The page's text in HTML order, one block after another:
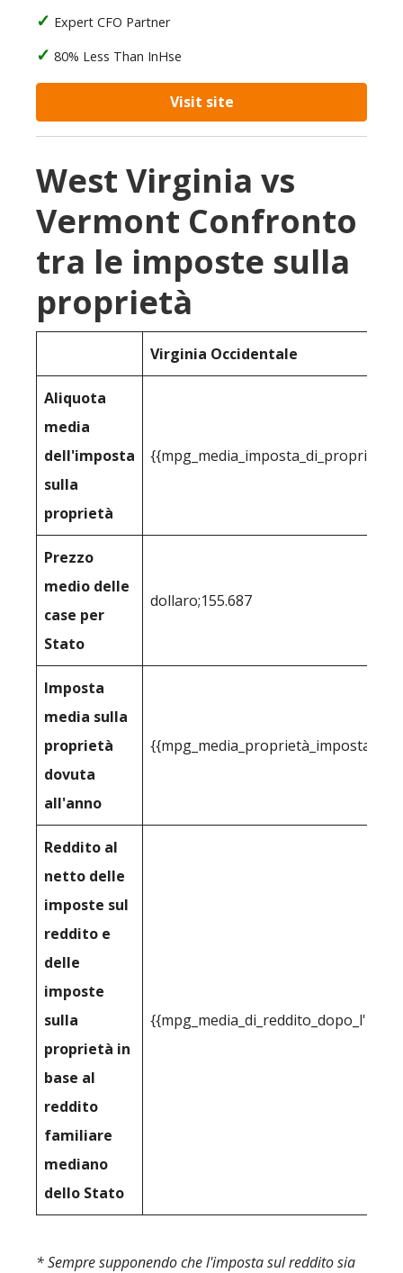
Expert CFO Partner
80% Less Than InHse
Visit site
West Virginia vs
Vermont Confronto
tra le imposte sulla
proprietà
Virginia Occidentale
Aliquota
media
dell'imposta
sulla
proprietà
Prezzo
medio delle
case per
Stato
dollaro;155.687
Imposta
media sulla
proprietà
dovuta
all'anno
Reddito al
netto delle
imposte sul
reddito e
delle
imposte
sulla
proprietà in
base al
reddito
familiare
mediano
dello Stato
* Sempre supponendo che l'imposta sul reddito sia